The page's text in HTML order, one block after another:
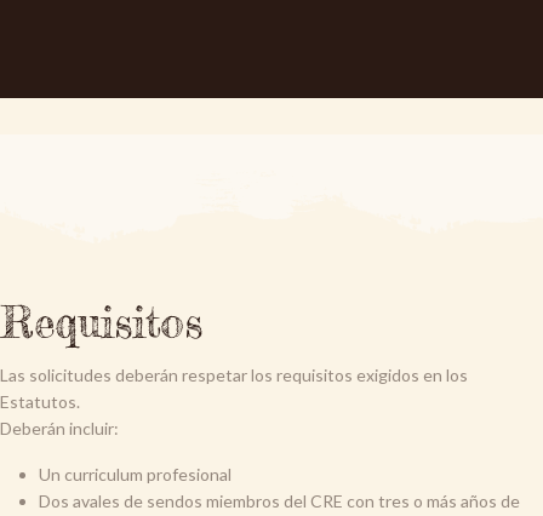
Requisitos
Las solicitudes deberán respetar los requisitos exigidos en los
Estatutos.
Deberán incluir:
Un curriculum profesional
Dos avales de sendos miembros del CRE con tres o más años de